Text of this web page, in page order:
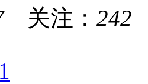
关注： 242